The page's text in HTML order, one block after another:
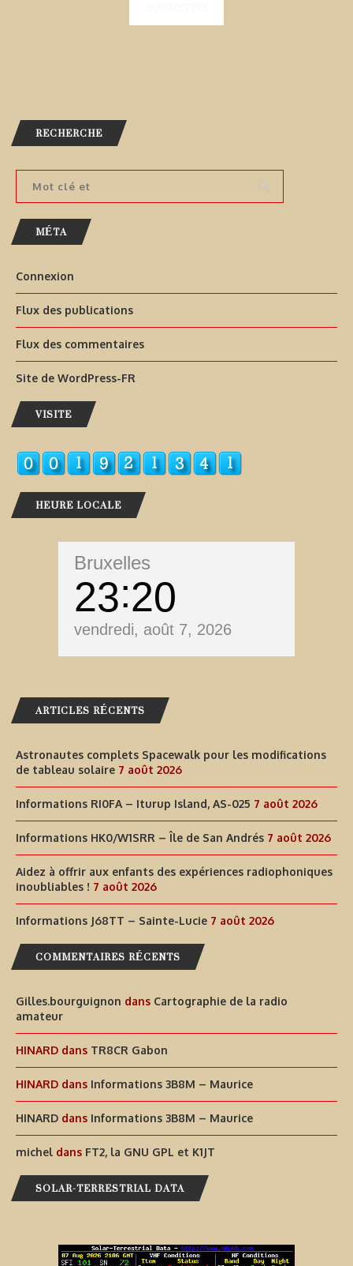
RECHERCHE
MÉTA
Connexion
Flux des publications
Flux des commentaires
Site de WordPress-FR
VISITE
HEURE LOCALE
Bruxelles
23 20
vendredi, août 7, 2026
ARTICLES RÉCENTS
Astronautes complets Spacewalk pour les modifications
de tableau solaire 7 août 2026
Informations RI0FA – Iturup Island, AS-025 7 août 2026
Informations HK0/W1SRR – Île de San Andrés 7 août 2026
Aidez à offrir aux enfants des expériences radiophoniques
inoubliables ! 7 août 2026
Informations J68TT – Sainte-Lucie 7 août 2026
COMMENTAIRES RÉCENTS
Gilles.bourguignon dans Cartographie de la radio
amateur
HINARD dans TR8CR Gabon
HINARD dans Informations 3B8M – Maurice
HINARD dans Informations 3B8M – Maurice
michel dans FT2, la GNU GPL et K1JT
SOLAR-TERRESTRIAL DATA